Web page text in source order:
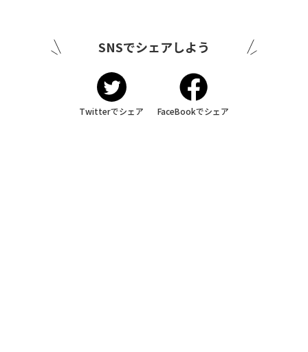
SNSでシェアしよう
Twitterでシェア FaceBookでシェア